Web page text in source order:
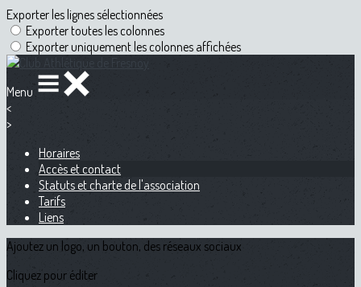
Exporter les lignes sélectionnées
Exporter toutes les colonnes
Exporter uniquement les colonnes affichées
Menu
<
>
Horaires
Accès et contact
Statuts et charte de l'association
Tarifs
Liens
Ajoutez un logo, un bouton, des réseaux sociaux
Cliquez pour éditer